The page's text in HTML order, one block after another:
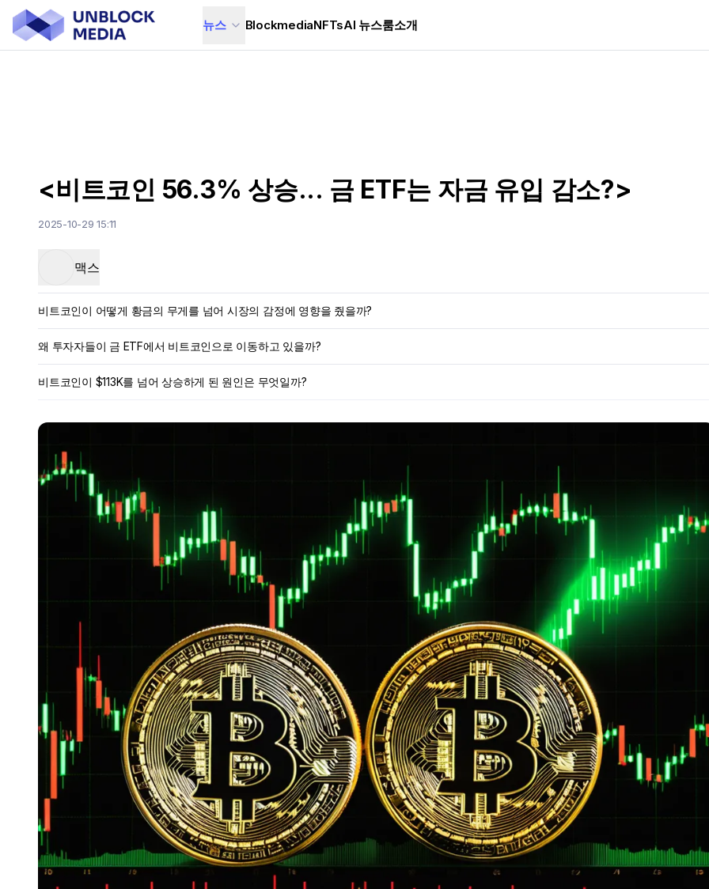
뉴스 BlockmediaNFTsAI 뉴스룸소개
<비트코인 56.3% 상승... 금 ETF는 자금 유입 감소?>
2025-10-29 15:11
맥스
비트코인이 어떻게 황금의 무게를 넘어 시장의 감정에 영향을 줬을까?
왜 투자자들이 금 ETF에서 비트코인으로 이동하고 있을까?
비트코인이 $113K를 넘어 상승하게 된 원인은 무엇일까?